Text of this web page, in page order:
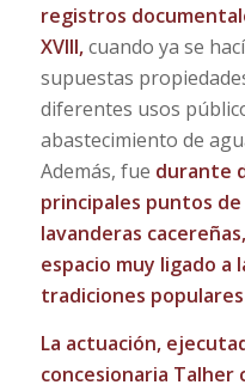
registros
XVIII,cuando ya se
supuestas
diferentes usos
abastecimiento de
Además, fue durante
principales puntos
lavanderas
espacio muy ligado a
tradiciones
La actuación,
concesionaria Talher